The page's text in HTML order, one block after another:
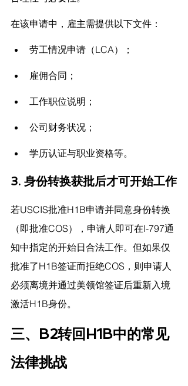
在该申请中，雇主需提供以下文件：
劳工情况申请（LCA）；
雇佣合同；
工作职位说明；
公司财务状况；
学历认证与职业资格等。
3. 身份转换获批后才可开始工作
若USCIS批准H1B申请并同意身份转换
（即批准COS），申请人即可在I-797通
知中指定的开始日合法工作。但如果仅
批准了H1B签证而拒绝COS，则申请人
必须离境并通过美领馆签证后重新入境
激活H1B身份。
三、B2转回H1B中的常见
法律挑战